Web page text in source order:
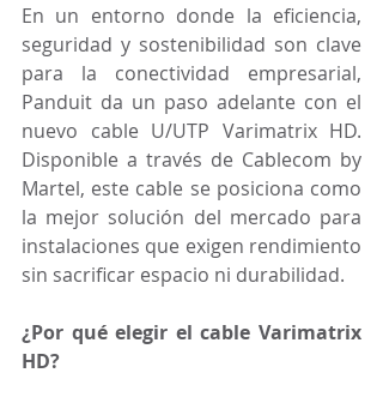
En un entorno donde la eficiencia,
seguridad y sostenibilidad son clave
para la conectividad empresarial,
Panduit da un paso adelante con el
nuevo cable U/UTP Varimatrix HD.
Disponible a través de Cablecom by
Martel, este cable se posiciona como
la mejor solución del mercado para
instalaciones que exigen rendimiento
sin sacrificar espacio ni durabilidad.
¿Por qué elegir el cable Varimatrix
HD?